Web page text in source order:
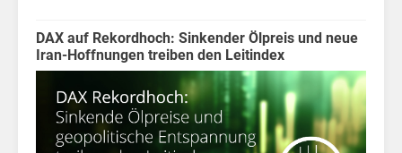
DAX auf Rekordhoch: Sinkender Ölpreis und neue
Iran-Hoffnungen treiben den Leitindex